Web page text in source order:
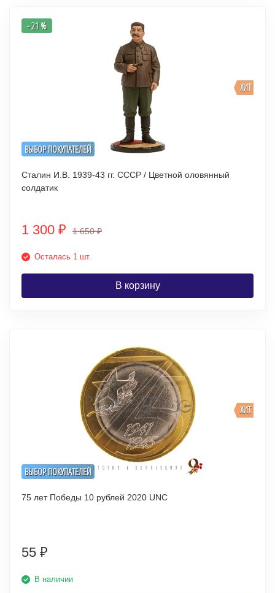
ВЫБОР ПОКУПАТЕЛЕЙ
ХИТ
- 21 %
Сталин И.В. 1939-43 гг. СССР / Цветной оловянный
солдатик
1 300 ₽ 1 650₽
Осталась 1 шт.
В корзину
ВЫБОР ПОКУПАТЕЛЕЙ
ХИТ
75 лет Победы 10 рублей 2020 UNC
55 ₽
В наличии